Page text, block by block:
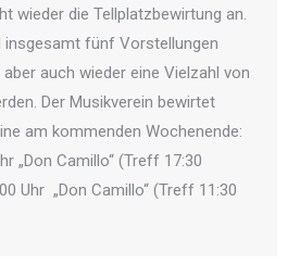
wieder die Tellplatzbewirtung an.
insgesamt fünf Vorstellungen
auch wieder eine Vielzahl von
Der Musikverein bewirtet
am kommenden Wochenende:
„Don Camillo“ (Treff 17:30
Uhr „Don Camillo“ (Treff 11:30